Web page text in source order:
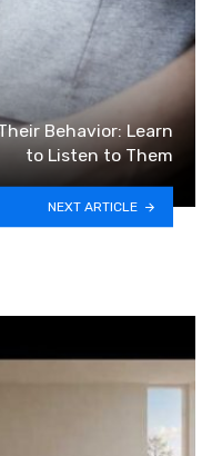
Behavior: Learn
to Listen to Them
NEXT ARTICLE